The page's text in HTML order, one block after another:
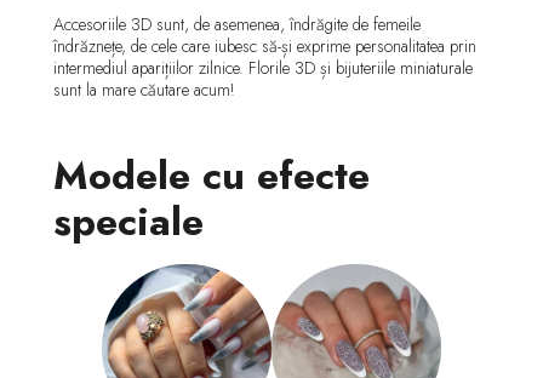
Accesoriile 3D sunt, de asemenea, îndrăgite de femeile
îndrăznețe, de cele care iubesc să-și exprime personalitatea prin
intermediul aparițiilor zilnice. Florile 3D și bijuteriile miniaturale
sunt la mare căutare acum!
Modele cu efecte
speciale